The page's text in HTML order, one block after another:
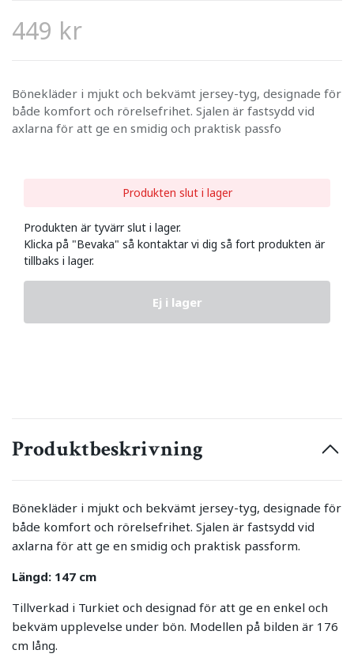
449 kr
Bönekläder i mjukt och bekvämt jersey-tyg, designade för
både komfort och rörelsefrihet. Sjalen är fastsydd vid
axlarna för att ge en smidig och praktisk passfo
Produkten slut i lager
Produkten är tyvärr slut i lager.
Klicka på "Bevaka" så kontaktar vi dig så fort produkten är
tillbaks i lager.
Ej i lager
Produktbeskrivning
Bönekläder i mjukt och bekvämt jersey-tyg, designade för
både komfort och rörelsefrihet. Sjalen är fastsydd vid
axlarna för att ge en smidig och praktisk passform.
Längd: 147 cm
Tillverkad i Turkiet och designad för att ge en enkel och
bekväm upplevelse under bön. Modellen på bilden är 176
cm lång.